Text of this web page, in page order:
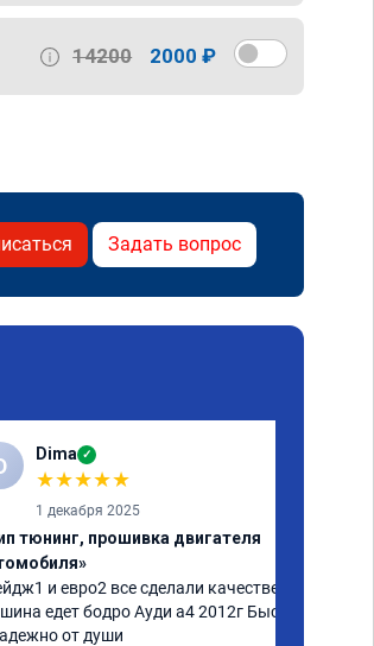
14200 2000 ₽
Задать вопрос
Dima ✓
★★★★★
1 декабря 2025
тюнинг, прошивка двигателя
и евро2 все сделали качественно.
едет бодро Ауди а4 2012г Быстро
от души